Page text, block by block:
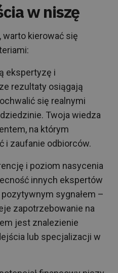
w niszę
kierować się
ekspertyzę i
rezultaty osiągają
się realnymi
Twoja wiedza
na którym
i zaufanie odbiorców.
i poziom nasycenia
innych ekspertów
sygnałem –
zapotrzebowanie na
jest znalezienie
lub specjalizacji w